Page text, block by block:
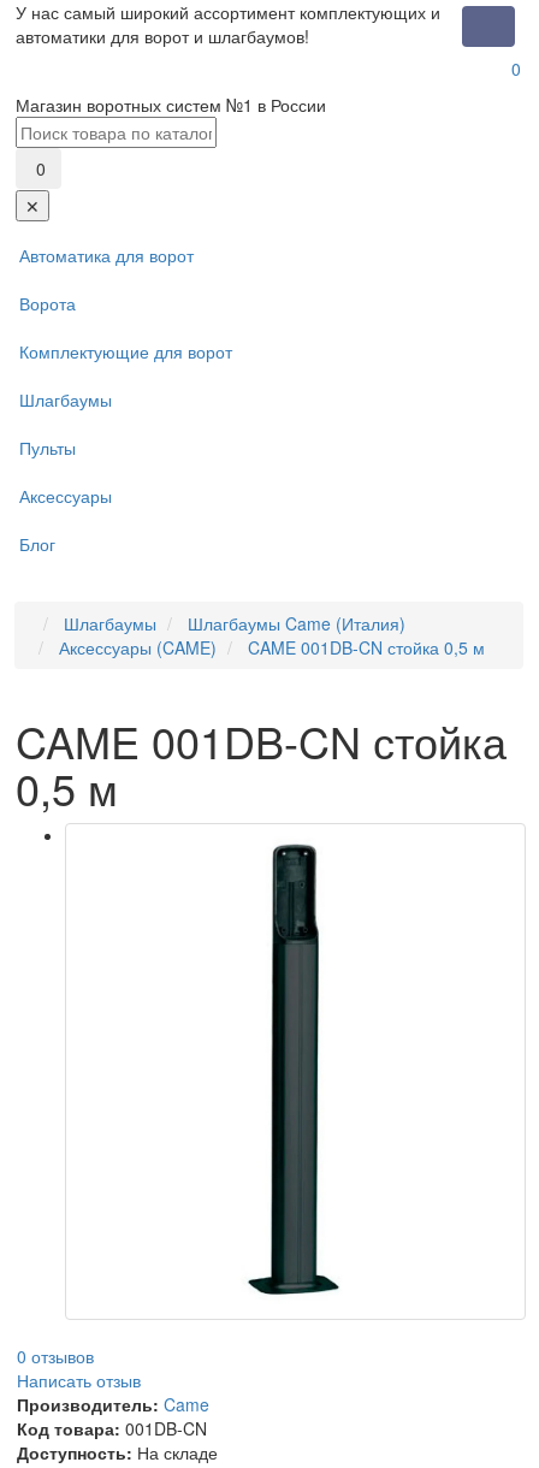
У нас самый широкий ассортимент комплектующих и
автоматики для ворот и шлагбаумов!
0
Магазин воротных систем №1 в России
0
✕
Автоматика для ворот
Ворота
Комплектующие для ворот
Шлагбаумы
Пульты
Аксессуары
Блог
Шлагбаумы
Шлагбаумы Came (Италия)
Аксессуары (CAME)
CAME 001DB-CN стойка 0,5 м
CAME 001DB-CN стойка
0,5 м
0 отзывов
Написать отзыв
Производитель: Came
Код товара: 001DB-CN
Доступность: На складе